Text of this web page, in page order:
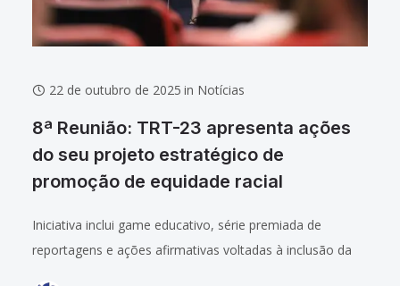
22 de outubro de 2025 in Notícias
8ª Reunião: TRT-23 apresenta ações
do seu projeto estratégico de
promoção de equidade racial
Iniciativa inclui game educativo, série premiada de
reportagens e ações afirmativas voltadas à inclusão da